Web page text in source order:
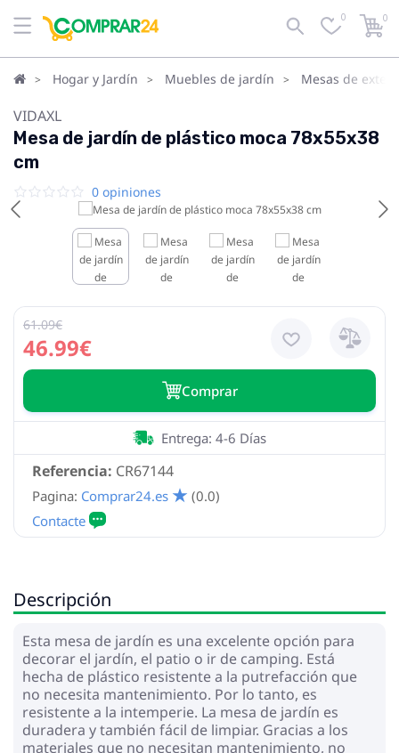
0 0
Hogar y Jardín Muebles de jardín Mesas de
VIDAXL
Mesa de jardín de plástico moca 78x55x38
cm
0 opiniones
46.99€
61.09€
Сomprar
Referencia: CR67144
Entrega: 4-6 Días
Pagina: Comprar24.es (0.0)
Descripción
Esta mesa de jardín es una excelente opción para
decorar el jardín, el patio o ir de camping. Está
hecha de plástico resistente a la putrefacción que
no necesita mantenimiento. Por lo tanto, es
resistente a la intemperie. La mesa de jardín es
duradera y también fácil de limpiar. Gracias a los
materiales que no necesitan mantenimiento, no